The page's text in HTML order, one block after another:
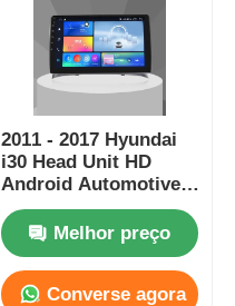
2011 - 2017 Hyundai
i30 Head Unit HD
Android Automotive
Head Unit
Melhor preço
Converse agora